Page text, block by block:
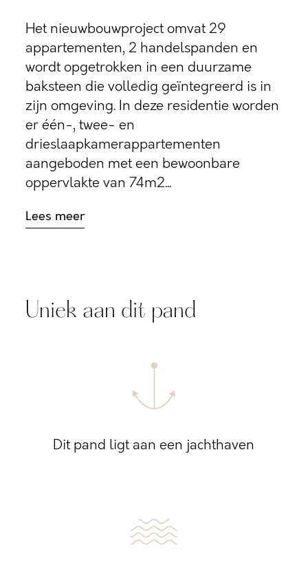
Het nieuwbouwproject omvat 29
appartementen, 2 handelspanden en
wordt opgetrokken in een duurzame
baksteen die volledig geïntegreerd is in
zijn omgeving. In deze residentie worden
er één-, twee- en
drieslaapkamerappartementen
aangeboden met een bewoonbare
oppervlakte van 74m2...
Lees meer
Uniek aan dit pand
Dit pand ligt aan een jachthaven